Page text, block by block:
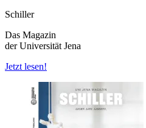
Schiller
Das Magazin
der Universität Jena
Jetzt lesen!